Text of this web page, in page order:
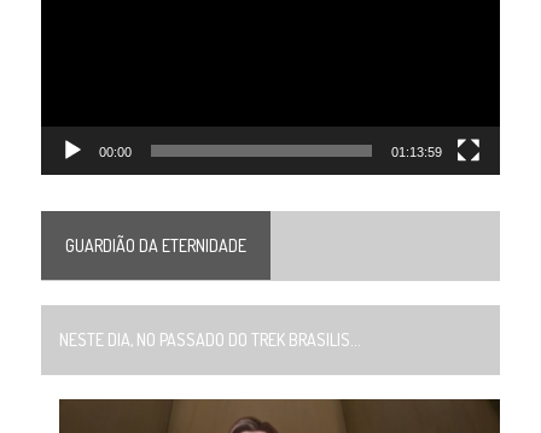
00:00 01:13:59
GUARDIÃO DA ETERNIDADE
NESTE DIA, NO PASSADO DO TREK BRASILIS...